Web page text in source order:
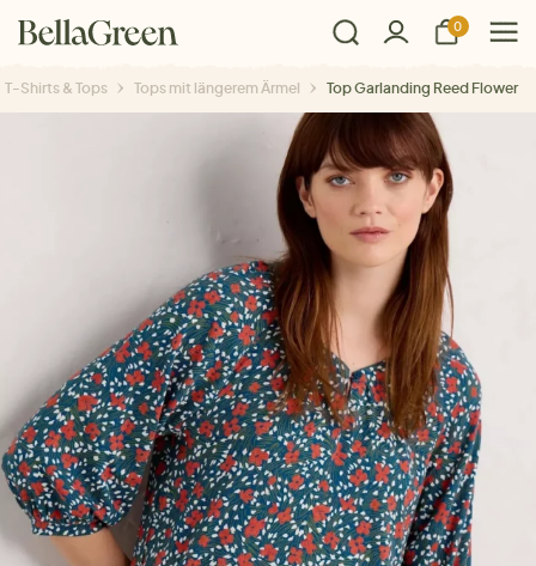
0
T-Shirts & Tops Tops mit längerem Ärmel Top Garlanding Reed Flower